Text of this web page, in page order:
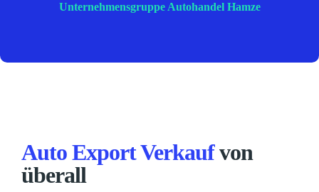
Unternehmensgruppe Autohandel Hamze
Auto Export Verkaufvon
überall